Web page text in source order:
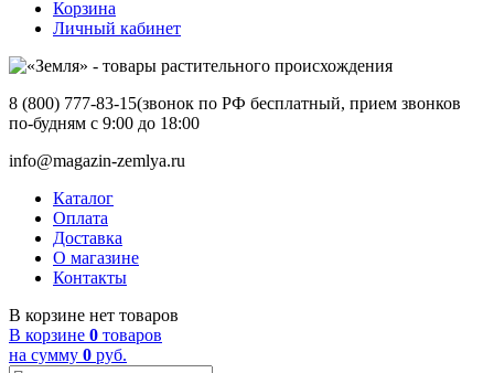
Корзина
Личный кабинет
8 (800) 777-83-15(звонок по РФ бесплатный, прием звонков
по-будням с 9:00 до 18:00
info@magazin-zemlya.ru
Каталог
Оплата
Доставка
О магазине
Контакты
В корзине нет товаров
В корзине 0 товаров
на сумму 0 руб.